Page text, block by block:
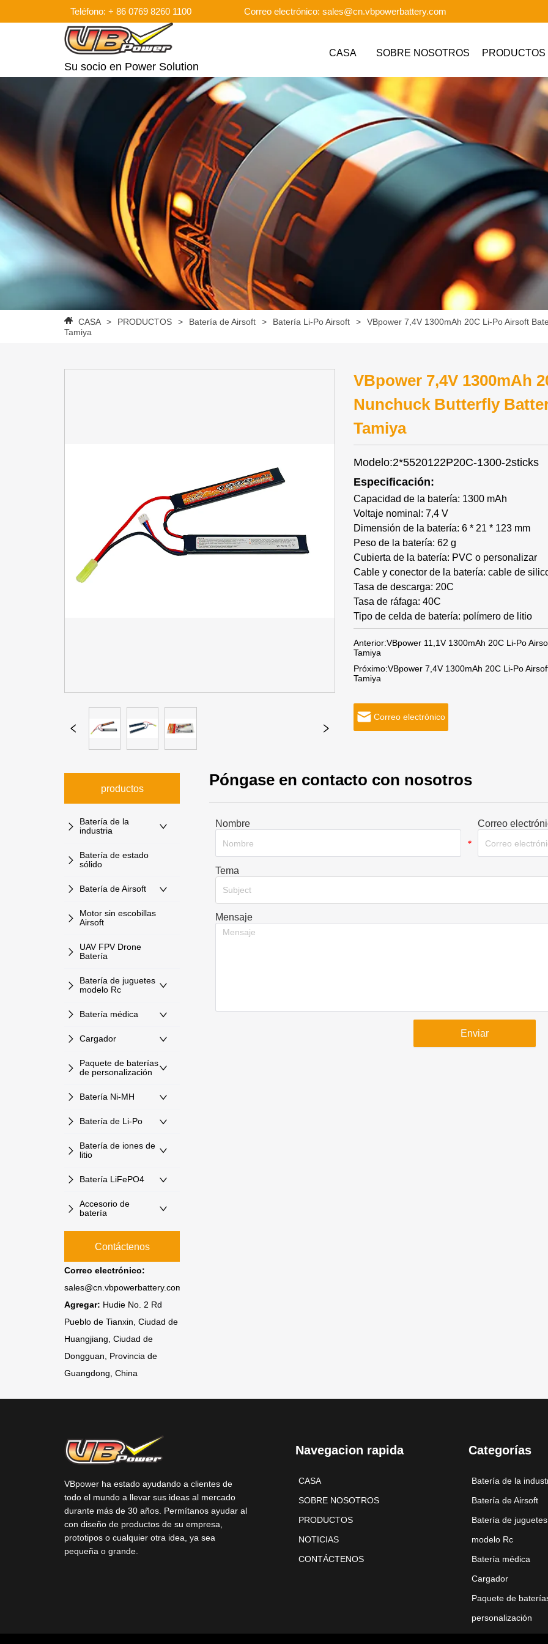
Teléfono: + 86 0769 8260 1100 Correo electrónico: sales@cn.vbpowerbattery.com
Su socio en Power Solution
CASA SOBRE NOSOTROS PRODUCTOS
CASA > PRODUCTOS > Batería de Airsoft > Batería Li-Po Airsoft >
VBpower 7,4V 1300mAh 20C Li-Po Airsoft
Tamiya
VBpower 7,4V 1300mAh
Nunchuck Butterfly
Tamiya
Modelo:2*5520122P20C-1300-2sticks
Especificación:
Capacidad de la batería: 1300 mAh
Voltaje nominal: 7,4 V
Dimensión de la batería: 6 * 21 * 123 mm
Peso de la batería: 62 g
Cubierta de la batería: PVC o personalizar
Cable y conector de la batería: cable de
Tasa de descarga: 20C
Tasa de ráfaga: 40C
Tipo de celda de batería: polímero de litio
Anterior:VBpower 11,1V 1300mAh 20C Li-Po
Tamiya
Próximo:VBpower 7,4V 1300mAh 20C Li-Po
Tamiya
Correo electrónico
productos
Batería de la
industria
Batería de estado
sólido
Batería de Airsoft
Motor sin escobillas
Airsoft
UAV FPV Drone
Batería
Batería de juguetes
modelo Rc
Batería médica
Cargador
Paquete de baterías
de personalización
Batería Ni-MH
Batería de Li-Po
Batería de iones de
litio
Batería LiFePO4
Accesorio de
batería
Contáctenos
Correo electrónico:
sales@cn.vbpowerbattery.com
Agregar: Hudie No. 2 Rd
Pueblo de Tianxin, Ciudad de
Huangjiang, Ciudad de
Dongguan, Provincia de
Guangdong, China
Póngase en contacto con nosotros
Nombre
*
Correo
Tema
Subject
Mensaje
Enviar
VBpower ha estado ayudando a clientes de
todo el mundo a llevar sus ideas al mercado
durante más de 30 años. Permítanos ayudar al
con diseño de productos de su empresa,
prototipos o cualquier otra idea, ya sea
pequeña o grande.
Navegacion rapida
CASA
SOBRE NOSOTROS
PRODUCTOS
NOTICIAS
CONTÁCTENOS
Categorías
Batería de la
Batería de Airsoft
Batería de juguetes
modelo Rc
Batería médica
Cargador
Paquete de
personalización